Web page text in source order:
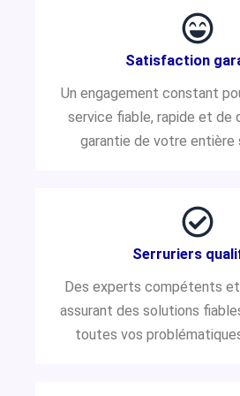
Satisfaction
Un engagement constant
service fiable, rapide et de
garantie de votre entière
Serruriers
Des experts compétents
assurant des solutions
toutes vos